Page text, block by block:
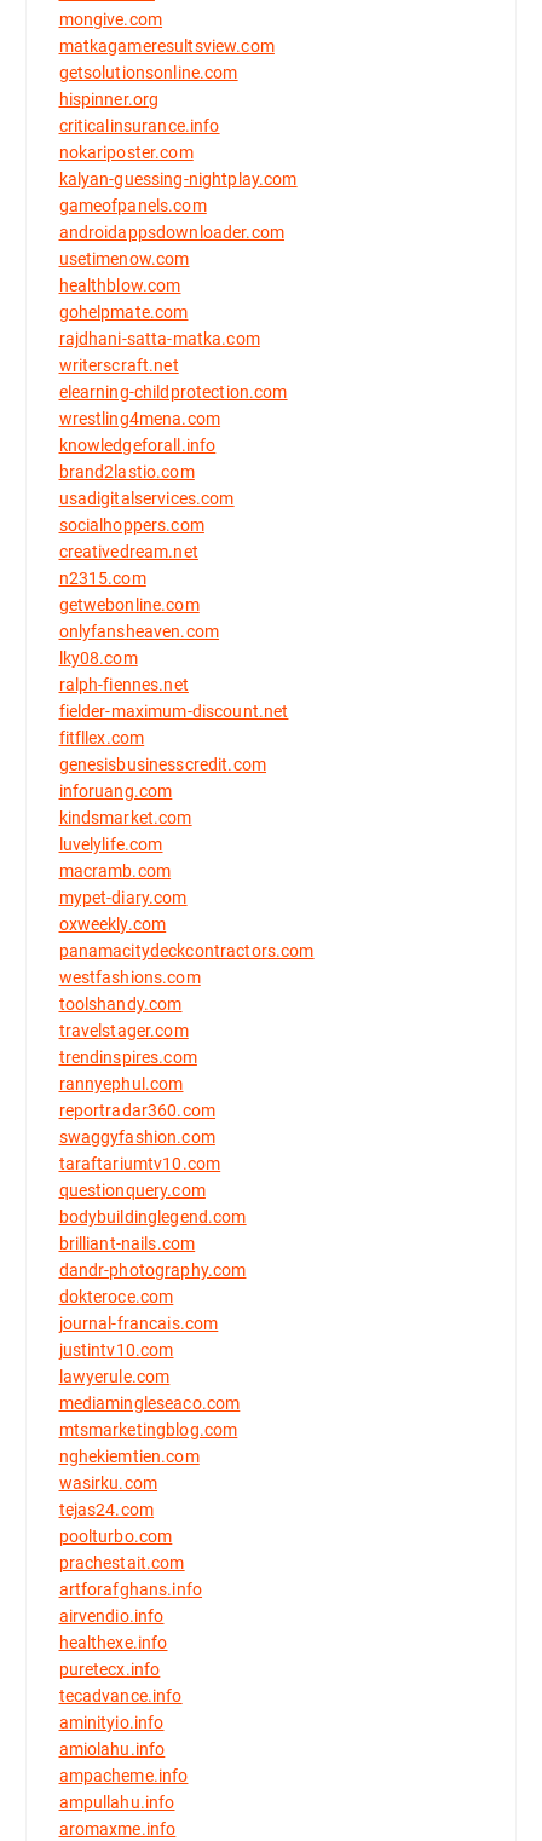
mongive.com
matkagameresultsview.com
getsolutionsonline.com
hispinner.org
criticalinsurance.info
nokariposter.com
kalyan-guessing-nightplay.com
gameofpanels.com
androidappsdownloader.com
usetimenow.com
healthblow.com
gohelpmate.com
rajdhani-satta-matka.com
writerscraft.net
elearning-childprotection.com
wrestling4mena.com
knowledgeforall.info
brand2lastio.com
usadigitalservices.com
socialhoppers.com
creativedream.net
n2315.com
getwebonline.com
onlyfansheaven.com
lky08.com
ralph-fiennes.net
fielder-maximum-discount.net
fitfllex.com
genesisbusinesscredit.com
inforuang.com
kindsmarket.com
luvelylife.com
macramb.com
mypet-diary.com
oxweekly.com
panamacitydeckcontractors.com
westfashions.com
toolshandy.com
travelstager.com
trendinspires.com
rannyephul.com
reportradar360.com
swaggyfashion.com
taraftariumtv10.com
questionquery.com
bodybuildinglegend.com
brilliant-nails.com
dandr-photography.com
dokteroce.com
journal-francais.com
justintv10.com
lawyerule.com
mediamingleseaco.com
mtsmarketingblog.com
nghekiemtien.com
wasirku.com
tejas24.com
poolturbo.com
prachestait.com
artforafghans.info
airvendio.info
healthexe.info
puretecx.info
tecadvance.info
aminityio.info
amiolahu.info
ampacheme.info
ampullahu.info
aromaxme.info